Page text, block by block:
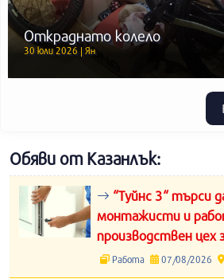
Откраднато колело
30 юли 2026 | Ян
Обяви от Казанлък:
“Туйнс 3“ търси
монтажисти и
производствен цех
Работа 07/08/2026